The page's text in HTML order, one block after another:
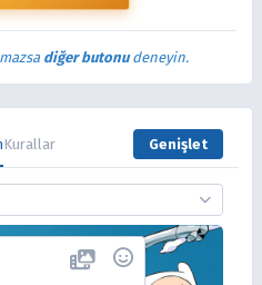
diğer butonudeneyin.
Kurallar Genişlet